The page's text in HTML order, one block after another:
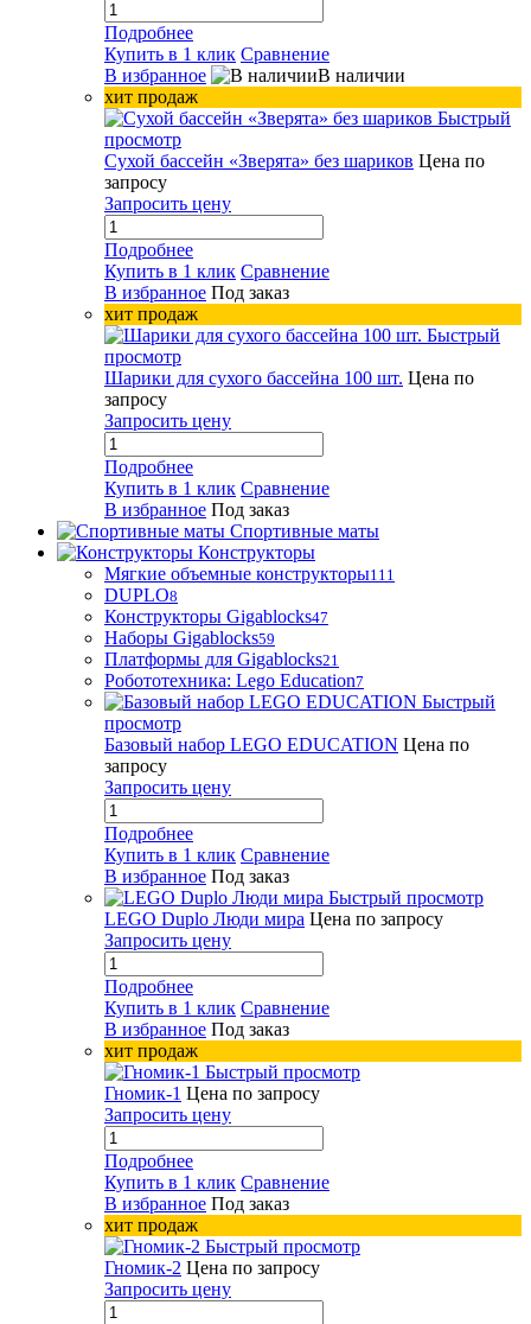
Подробнее
Купить в 1 клик Сравнение
В избранное
В наличии
хит продаж
Быстрый
просмотр
Сухой бассейн «Зверята» без шариков Цена по
запросу
Запросить цену
Подробнее
Купить в 1 клик Сравнение
В избранное Под заказ
хит продаж
Быстрый
просмотр
Шарики для сухого бассейна 100 шт. Цена по
запросу
Запросить цену
Подробнее
Купить в 1 клик Сравнение
В избранное Под заказ
Спортивные маты
Конструкторы
Мягкие объемные конструкторы111
DUPLO8
Конструкторы Gigablocks47
Наборы Gigablocks59
Платформы для Gigablocks21
Робототехника: Lego Education7
Быстрый
просмотр
Базовый набор LEGO EDUCATION Цена по
запросу
Запросить цену
Подробнее
Купить в 1 клик Сравнение
В избранное Под заказ
Быстрый просмотр
LEGO Duplo Люди мира Цена по запросу
Запросить цену
Подробнее
Купить в 1 клик Сравнение
В избранное Под заказ
хит продаж
Быстрый просмотр
Гномик-1 Цена по запросу
Запросить цену
Подробнее
Купить в 1 клик Сравнение
В избранное Под заказ
хит продаж
Быстрый просмотр
Гномик-2 Цена по запросу
Запросить цену